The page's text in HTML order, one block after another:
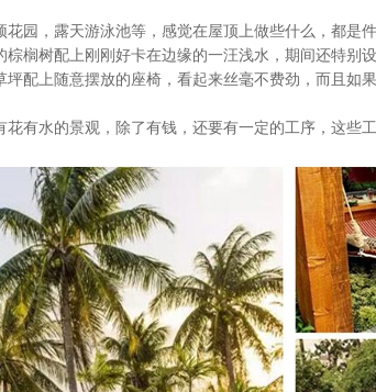
，露天游泳池等，感觉在屋顶上做些什么，都是件
树配上刚刚好卡在边缘的一汪浅水，期间还特别设
上随意摆放的座椅，看起来丝毫不费劲，而且如
水的景观，除了有钱，还要有一定的工序，这些工